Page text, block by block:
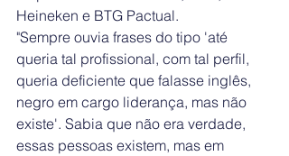
Heineken e BTG Pactual.
"Sempre ouvia frases do tipo 'até
queria tal profissional, com tal perfil,
queria deficiente que falasse inglês,
negro em cargo liderança, mas não
existe'. Sabia que não era verdade,
essas pessoas existem, mas em